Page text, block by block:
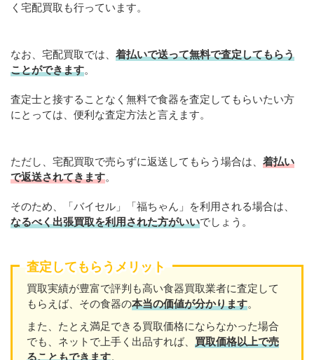
く宅配買取も行っています。
なお、宅配買取では、 着払いで送って無料で査定してもらう
ことができます。
査定士と接することなく無料で食器を査定してもらいたい方
にとっては、便利な査定方法と言えます。
ただし、宅配買取で売らずに返送してもらう場合は、 着払い
で返送されてきます。
そのため、「バイセル」「福ちゃん」を利用される場合は、
なるべく出張買取を利用された方がいいでしょう。
査定してもらうメリット
買取実績が豊富で評判も高い食器買取業者に査定して
もらえば、その食器の本当の価値が分かります。
また、たとえ満足できる買取価格にならなかった場合
でも、ネットで上手く出品すれば、 買取価格以上で売
ることもできます。